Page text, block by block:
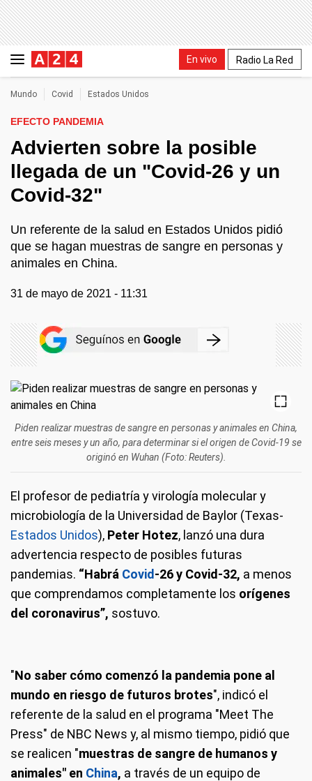
En vivo Radio La Red
Mundo Covid Estados Unidos
EFECTO PANDEMIA
Advierten sobre la posible
llegada de un "Covid-26 y un
Covid-32"
Un referente de la salud en Estados Unidos pidió
que se hagan muestras de sangre en personas y
animales en China.
31 de mayo de 2021 - 11:31
Piden realizar muestras de sangre en personas y animales en China,
entre seis meses y un año, para determinar si el origen de Covid-19 se
originó en Wuhan (Foto: Reuters).
El profesor de pediatría y virología molecular y
microbiología de la Universidad de Baylor (Texas-
Estados Unidos), Peter Hotez, lanzó una dura
advertencia respecto de posibles futuras
pandemias. “Habrá Covid -26 y Covid-32, a menos
que comprendamos completamente los orígenes
del coronavirus”, sostuvo.
"No saber cómo comenzó la pandemia pone al
mundo en riesgo de futuros brotes", indicó el
referente de la salud en el programa "Meet The
Press" de NBC News y, al mismo tiempo, pidió que
se realicen "muestras de sangre de humanos y
animales" en China, a través de un equipo de